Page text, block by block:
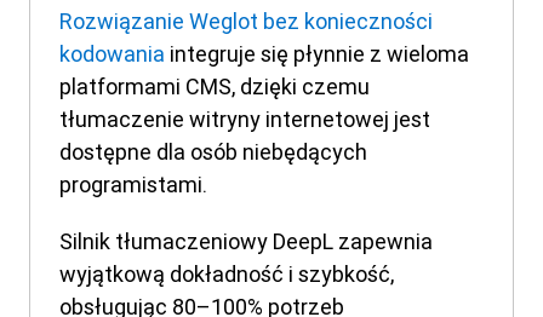
Rozwiązanie Weglot bez konieczności
kodowania integruje się płynnie z wieloma
platformami CMS, dzięki czemu
tłumaczenie witryny internetowej jest
dostępne dla osób niebędących
programistami.
Silnik tłumaczeniowy DeepL zapewnia
wyjątkową dokładność i szybkość,
obsługując 80–100% potrzeb